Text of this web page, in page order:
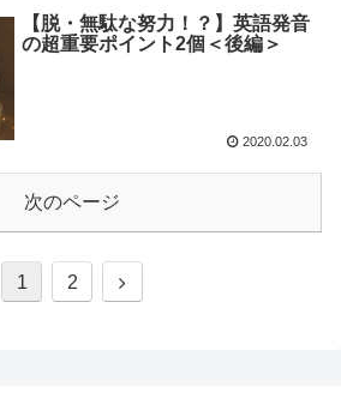
【脱・無駄な努力！？】英語発音
の超重要ポイント2個＜後編＞
2020.02.03
次のページ
1 2